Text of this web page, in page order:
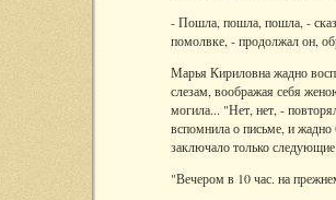
- Пошла, пошла, пошла, -
помолвке, - продолжал он,
Марья Кириловна жадно
слезам, воображая себя
могила... "Нет, нет, -
вспомнила о письме, и жадно
заключало только
"Вечером в 10 час. на